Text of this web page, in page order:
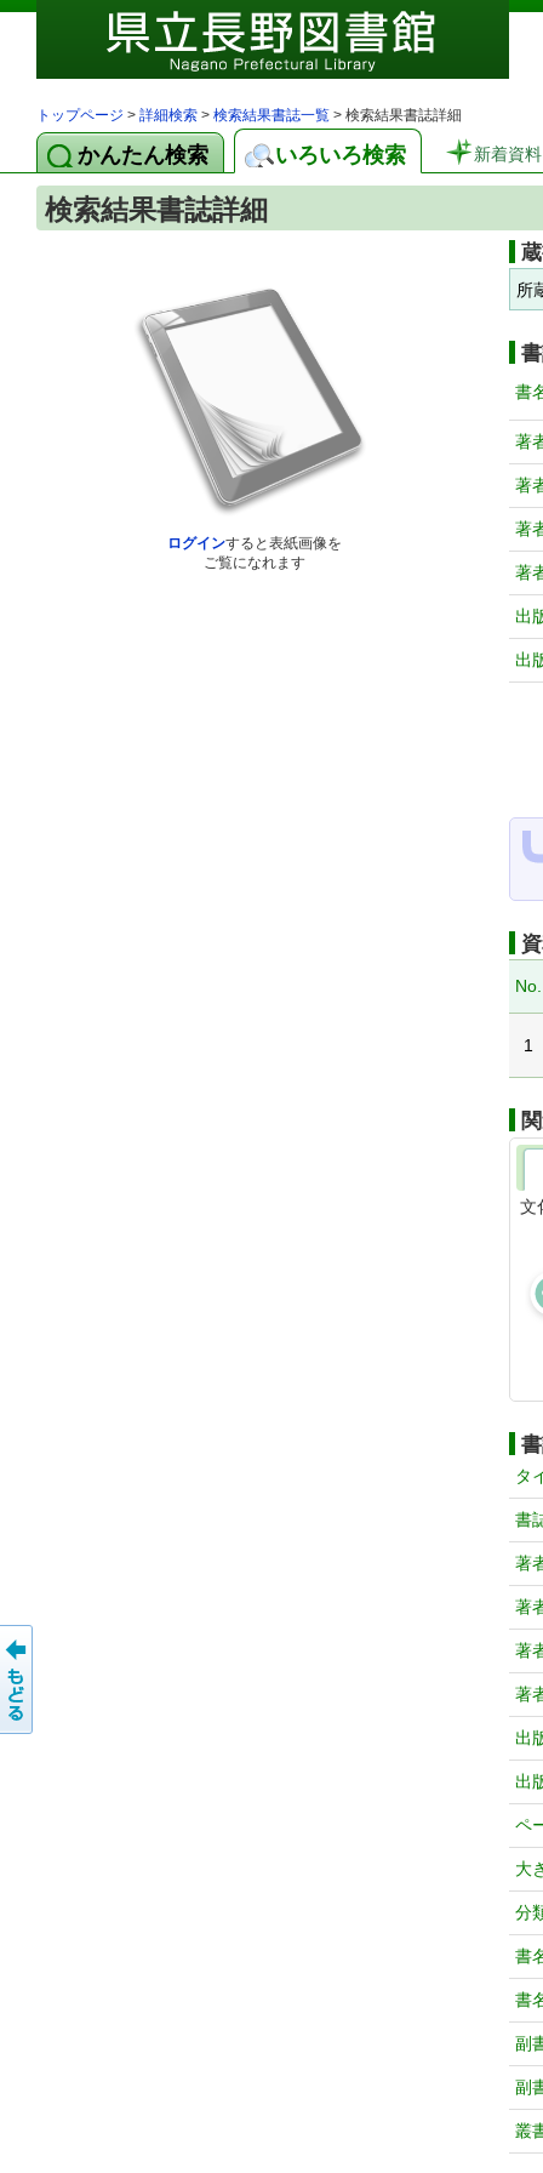
トップページ > 詳細検索 > 検索結果書誌一覧 > 検索結果書誌詳細
かんたん検索 いろいろ検索 新着資料
検索結果書誌詳細
ログインすると表紙画像を
ご覧になれます
所
書
著
著
著
著
出
出
No.
1
文
タ
書
著
著
著
著
出
出
ペ
大
分
書
書
副
副
叢